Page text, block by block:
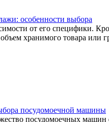
особенности выбора
от его специфики.
хранимого товара или
посудомоечной машины
посудомоечных машин